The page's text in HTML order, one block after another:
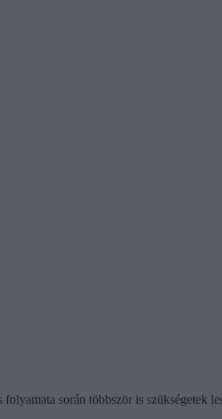
során többször is szükségetek